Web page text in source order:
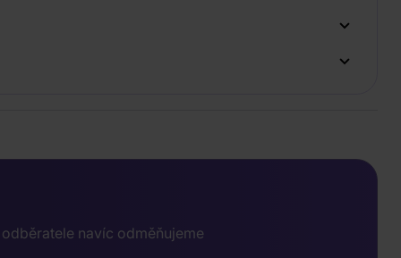
navíc odměňujeme